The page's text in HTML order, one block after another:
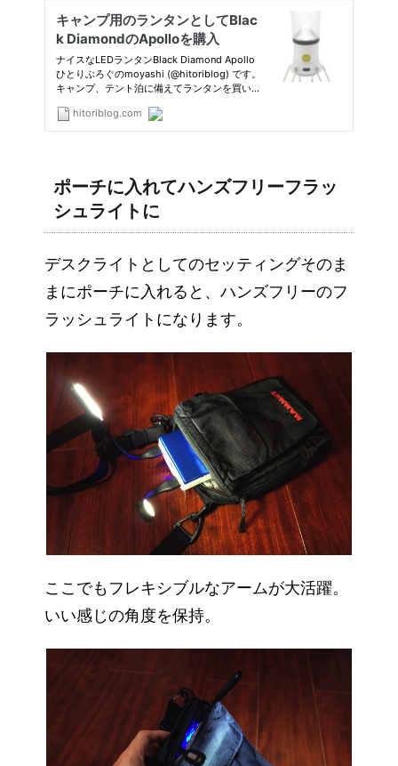
ポーチに入れてハンズフリーフラッ
シュライトに
デスクライトとしてのセッティングそのま
まにポーチに入れると、ハンズフリーのフ
ラッシュライトになります。
ここでもフレキシブルなアームが大活躍。
いい感じの角度を保持。